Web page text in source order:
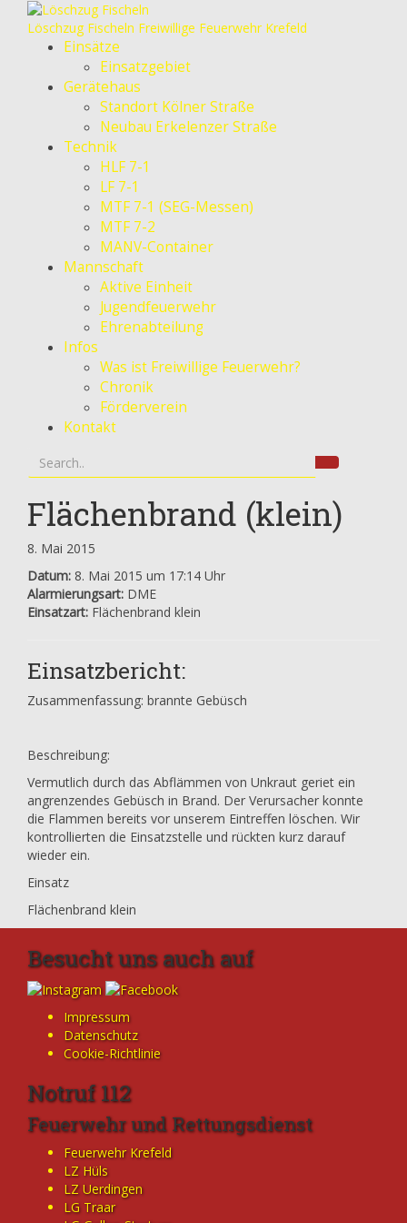
Löschzug Fischeln Freiwillige Feuerwehr Krefeld
Einsätze
Einsatzgebiet
Gerätehaus
Standort Kölner Straße
Neubau Erkelenzer Straße
Technik
HLF 7-1
LF 7-1
MTF 7-1 (SEG-Messen)
MTF 7-2
MANV-Container
Mannschaft
Aktive Einheit
Jugendfeuerwehr
Ehrenabteilung
Infos
Was ist Freiwillige Feuerwehr?
Chronik
Förderverein
Kontakt
Flächenbrand (klein)
8. Mai 2015
Datum: 8. Mai 2015 um 17:14 Uhr
Alarmierungsart: DME
Einsatzart: Flächenbrand klein
Einsatzbericht:
Zusammenfassung: brannte Gebüsch
Beschreibung:
Vermutlich durch das Abflämmen von Unkraut geriet ein
angrenzendes Gebüsch in Brand. Der Verursacher konnte
die Flammen bereits vor unserem Eintreffen löschen. Wir
kontrollierten die Einsatzstelle und rückten kurz darauf
wieder ein.
Einsatz
Flächenbrand klein
Besucht uns auch auf
Impressum
Datenschutz
Cookie-Richtlinie
Notruf 112
Feuerwehr und Rettungsdienst
Feuerwehr Krefeld
LZ Hüls
LZ Uerdingen
LG Traar